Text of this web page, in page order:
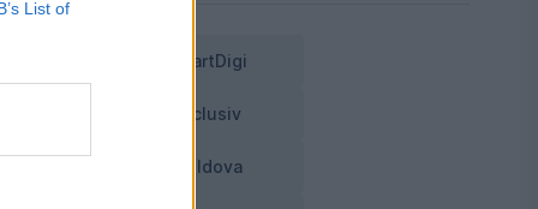
List of
SmartDigi
Exclusiv
Moldova